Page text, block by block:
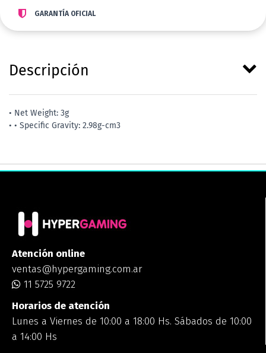
GARANTÍA OFICIAL
Descripción
• Net Weight: 3g
• • Specific Gravity: 2.98g-cm3
Atención online
ventas@hypergaming.com.ar
11 5725 9722
Horarios de atención
Lunes a Viernes de 10:00 a 18:00 Hs. Sábados de 10:00
a 14:00 Hs